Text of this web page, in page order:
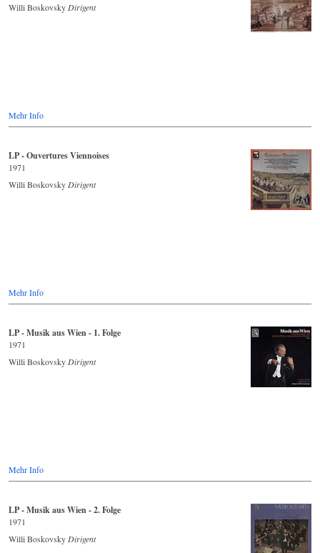
Willi Boskovsky Dirigent
Mehr Info
LP - Ouvertures Viennoises
1971
Willi Boskovsky Dirigent
Mehr Info
LP - Musik aus Wien - 1. Folge
1971
Willi Boskovsky Dirigent
Mehr Info
LP - Musik aus Wien - 2. Folge
1971
Willi Boskovsky Dirigent